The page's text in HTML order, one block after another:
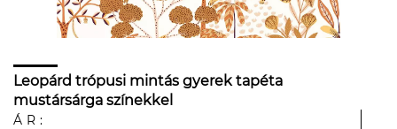
Leopárd trópusi mintás gyerek tapéta
mustársárga színekkel
ÁR: